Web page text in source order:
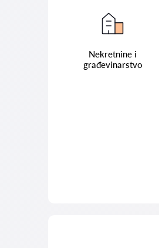
Nekretnine i
građevinarstvo